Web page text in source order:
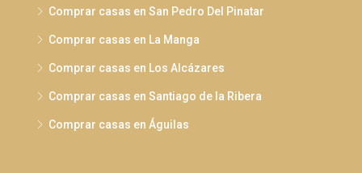
Comprar casas en San Pedro Del Pinatar
Comprar casas en La Manga
Comprar casas en Los Alcázares
Comprar casas en Santiago de la Ribera
Comprar casas en Águilas